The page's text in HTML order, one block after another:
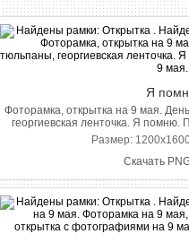
Я
Фоторамка, открытка на 9 мая.
георгиевская ленточка. Я помню.
Размер:
Скачать